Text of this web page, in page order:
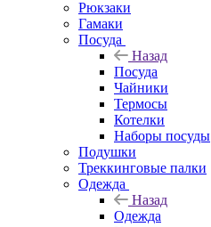
Рюкзаки
Гамаки
Посуда
Назад
Посуда
Чайники
Термосы
Котелки
Наборы посуды
Подушки
Треккинговые палки
Одежда
Назад
Одежда